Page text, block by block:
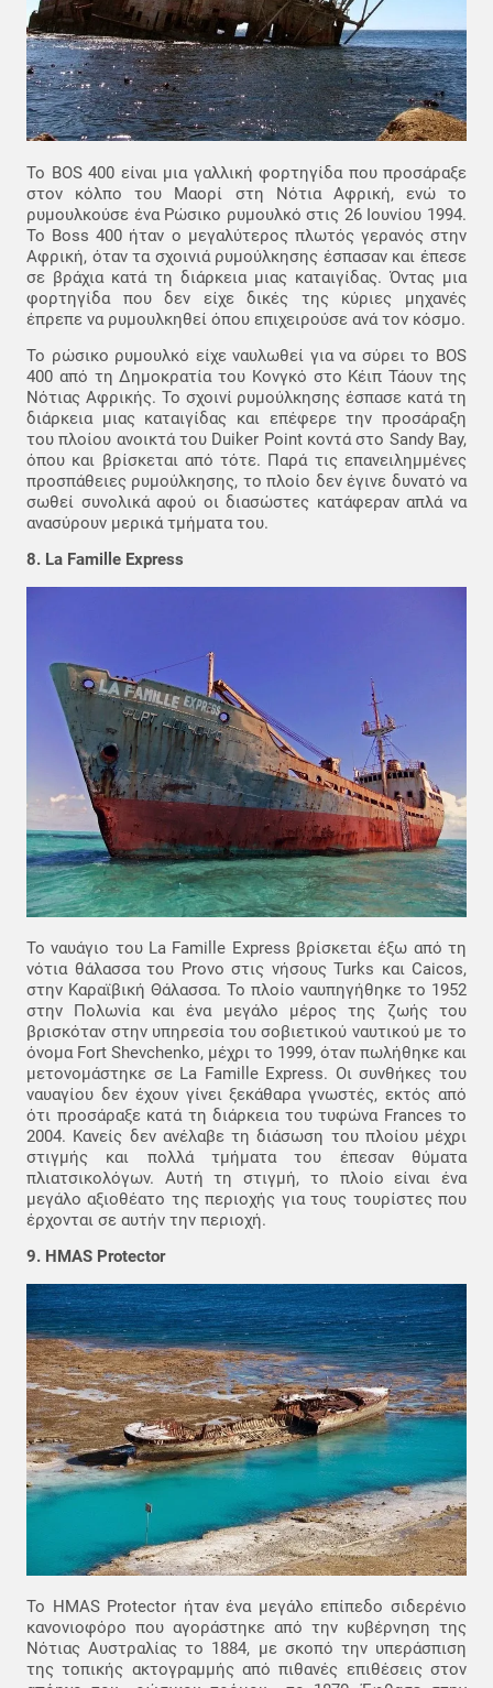
Το BOS 400 είναι μια γαλλική φορτηγίδα που προσάραξε
στον κόλπο του Μαορί στη Νότια Αφρική, ενώ το
ρυμουλκούσε ένα Ρώσικο ρυμουλκό στις 26 Ιουνίου 1994.
Το Boss 400 ήταν ο μεγαλύτερος πλωτός γερανός στην
Αφρική, όταν τα σχοινιά ρυμούλκησης έσπασαν και έπεσε
σε βράχια κατά τη διάρκεια μιας καταιγίδας. Όντας μια
φορτηγίδα που δεν είχε δικές της κύριες μηχανές
έπρεπε να ρυμουλκηθεί όπου επιχειρούσε ανά τον κόσμο.
Το ρώσικο ρυμουλκό είχε ναυλωθεί για να σύρει το BOS
400 από τη Δημοκρατία του Κονγκό στο Κέιπ Τάουν της
Νότιας Αφρικής. Το σχοινί ρυμούλκησης έσπασε κατά τη
διάρκεια μιας καταιγίδας και επέφερε την προσάραξη
του πλοίου ανοικτά του Duiker Point κοντά στο Sandy Bay,
όπου και βρίσκεται από τότε. Παρά τις επανειλημμένες
προσπάθειες ρυμούλκησης, το πλοίο δεν έγινε δυνατό να
σωθεί συνολικά αφού οι διασώστες κατάφεραν απλά να
ανασύρουν μερικά τμήματα του.
8. La Famille Express
Το ναυάγιο του La Famille Express βρίσκεται έξω από τη
νότια θάλασσα του Provo στις νήσους Turks και Caicos,
στην Καραϊβική Θάλασσα. Το πλοίο ναυπηγήθηκε το 1952
στην Πολωνία και ένα μεγάλο μέρος της ζωής του
βρισκόταν στην υπηρεσία του σοβιετικού ναυτικού με το
όνομα Fort Shevchenko, μέχρι το 1999, όταν πωλήθηκε και
μετονομάστηκε σε La Famille Express. Οι συνθήκες του
ναυαγίου δεν έχουν γίνει ξεκάθαρα γνωστές, εκτός από
ότι προσάραξε κατά τη διάρκεια του τυφώνα Frances το
2004. Κανείς δεν ανέλαβε τη διάσωση του πλοίου μέχρι
στιγμής και πολλά τμήματα του έπεσαν θύματα
πλιατσικολόγων. Αυτή τη στιγμή, το πλοίο είναι ένα
μεγάλο αξιοθέατο της περιοχής για τους τουρίστες που
έρχονται σε αυτήν την περιοχή.
9. HMAS Protector
Το HMAS Protector ήταν ένα μεγάλο επίπεδο σιδερένιο
κανονιοφόρο που αγοράστηκε από την κυβέρνηση της
Νότιας Αυστραλίας το 1884, με σκοπό την υπεράσπιση
της τοπικής ακτογραμμής από πιθανές επιθέσεις στον